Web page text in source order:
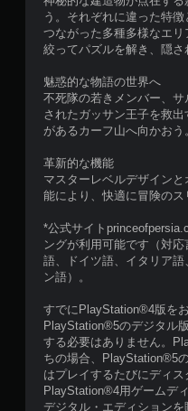
ェ
ク
ト
な
し
で
プ
イ
可
能
ト
リ
ガ
フ
ェ
ク
ト
を
オ
ン
う。それぞれに違った特
つながった多種多様なエ
絞ってパズルを解き、隠さ
魅惑的な物語の世界へ
不死隊の若きメンバー、
されたガッサン王子を救
があるカーフ山へ向かおう
革新的な機能
マスターレベルデザイン
能により、快適に冒険のス
*公式サイト
ングが利用可能です（対
語、ドイツ語、イタリア
ン語）。
すでにPlayStation®4版を
PlayStation®5のデジタル
する必要はありません。
ちの場合、PlayStation®5
はプレイするたびにディス
PlayStation®4用ゲームデ
デジタル・エディション